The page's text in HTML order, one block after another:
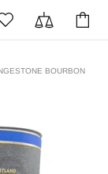
BOURBON